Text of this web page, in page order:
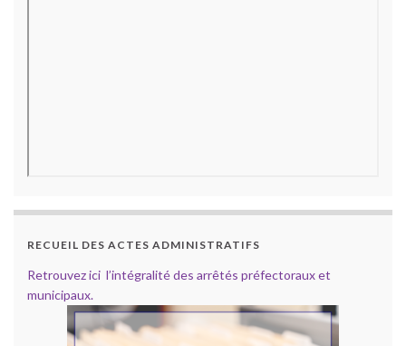
RECUEIL DES ACTES ADMINISTRATIFS
Retrouvez ici l’intégralité des arrêtés préfectoraux et
municipaux.